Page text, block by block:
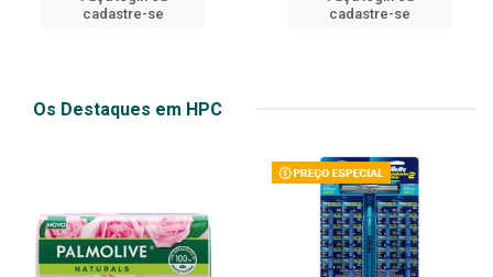
cadastre-se
cadastre-se
Os Destaques em HPC